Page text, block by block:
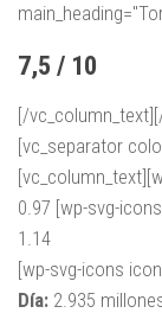
7,5 / 10
[/
[vc_separator
0.97 [wp-svg-
1.14
[wp-svg-icons
Día: 2.935